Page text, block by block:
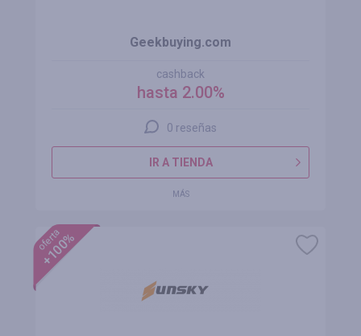
Geekbuying.com
cashback
hasta 2.00%
0 reseñas
IR A TIENDA
MÁS
oferta
+100%